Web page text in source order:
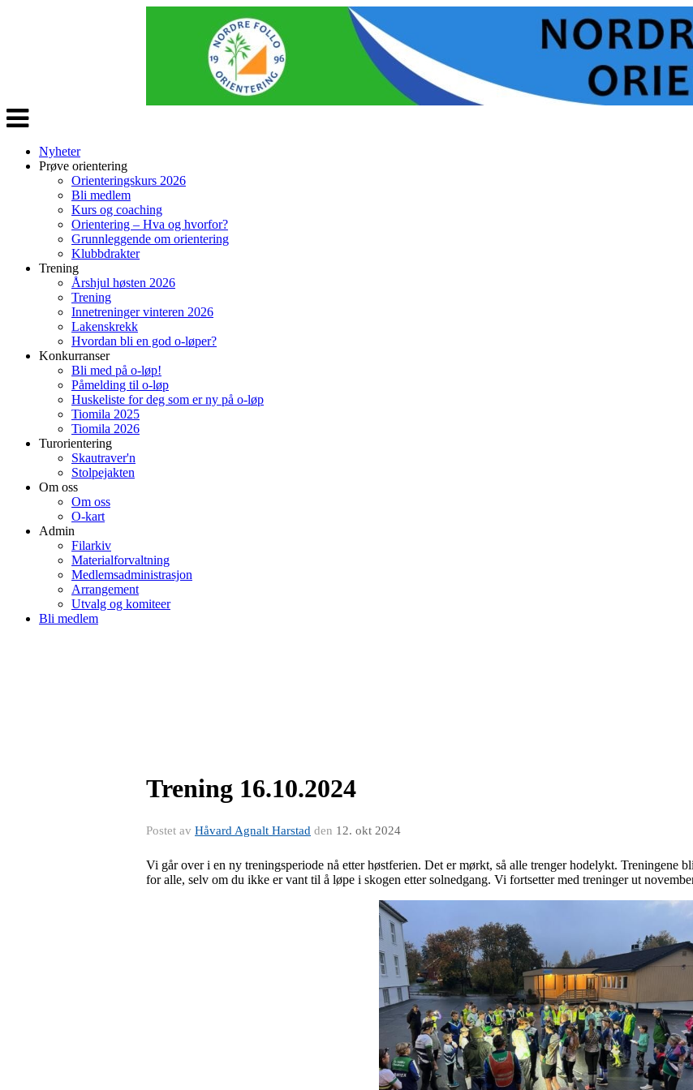
Veksle
navigasjon
Nyheter
Prøve orientering
Orienteringskurs 2026
Bli medlem
Kurs og coaching
Orientering – Hva og hvorfor?
Grunnleggende om orientering
Klubbdrakter
Trening
Årshjul høsten 2026
Trening
Innetreninger vinteren 2026
Lakenskrekk
Hvordan bli en god o-løper?
Konkurranser
Bli med på o-løp!
Påmelding til o-løp
Huskeliste for deg som er ny på o-løp
Tiomila 2025
Tiomila 2026
Turorientering
Skautraver'n
Stolpejakten
Om oss
Om oss
O-kart
Admin
Filarkiv
Materialforvaltning
Medlemsadministrasjon
Arrangement
Utvalg og komiteer
Bli medlem
Trening 16.10.2024
Postet av Håvard Agnalt Harstad den 12. okt 2024
Vi går over i en ny treningsperiode nå etter høstferien. Det er mørkt, så alle trenger hodelykt. Treningene
for alle, selv om du ikke er vant til å løpe i skogen etter solnedgang. Vi fortsetter med treninger ut